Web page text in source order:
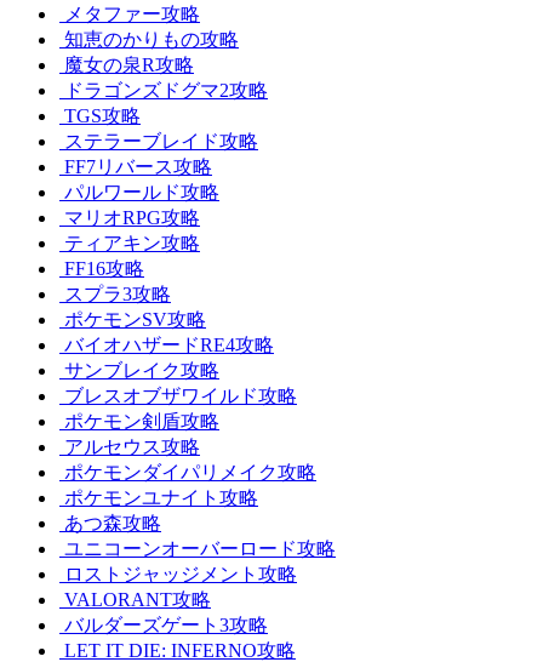
メタファー攻略
知恵のかりもの攻略
魔女の泉R攻略
ドラゴンズドグマ2攻略
TGS攻略
ステラーブレイド攻略
FF7リバース攻略
パルワールド攻略
マリオRPG攻略
ティアキン攻略
FF16攻略
スプラ3攻略
ポケモンSV攻略
バイオハザードRE4攻略
サンブレイク攻略
ブレスオブザワイルド攻略
ポケモン剣盾攻略
アルセウス攻略
ポケモンダイパリメイク攻略
ポケモンユナイト攻略
あつ森攻略
ユニコーンオーバーロード攻略
ロストジャッジメント攻略
VALORANT攻略
バルダーズゲート3攻略
LET IT DIE: INFERNO攻略